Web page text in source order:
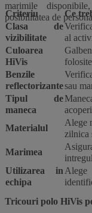
marimile
posibilitatea de
Criteriu
Ce
Clasa de
vizibilitate
al
Culoarea
HiVis
Benzile
reflectorizantesau
Tipul de
maneca
Materialul
Alege
zilnica
Marimea
Utilizarea in
echipa
Tricouri polo HiVis